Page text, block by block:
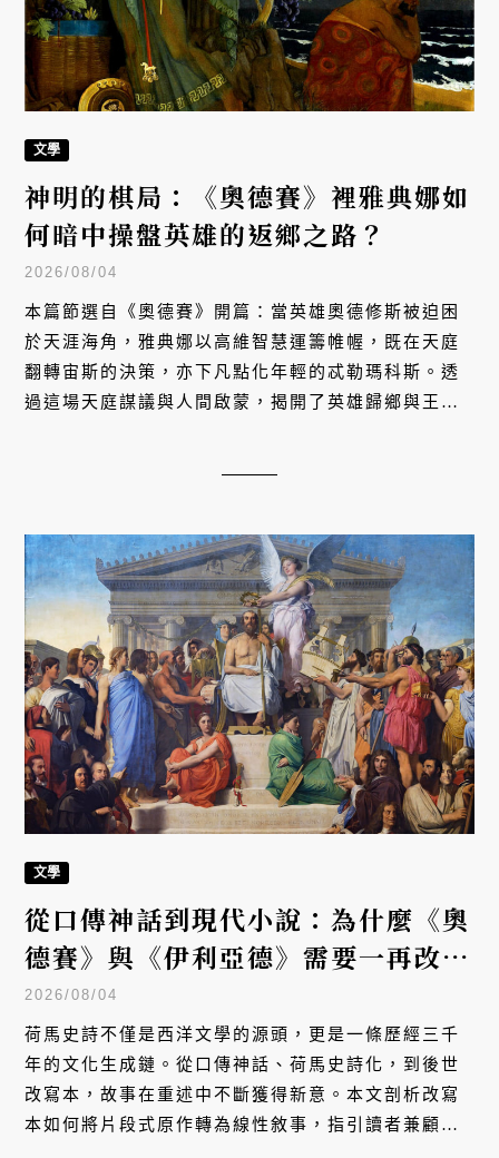
文學
神明的棋局：《奧德賽》裡雅典娜如
何暗中操盤英雄的返鄉之路？
2026/08/04
本篇節選自《奧德賽》開篇：當英雄奧德修斯被迫困
於天涯海角，雅典娜以高維智慧運籌帷幄，既在天庭
翻轉宙斯的決策，亦下凡點化年輕的忒勒瑪科斯。透
過這場天庭謀議與人間啟蒙，揭開了英雄歸鄉與王子
文學
從口傳神話到現代小說：為什麼《奧
德賽》與《伊利亞德》需要一再改
寫？
2026/08/04
荷馬史詩不僅是西洋文學的源頭，更是一條歷經三千
年的文化生成鏈。從口傳神話、荷馬史詩化，到後世
改寫本，故事在重述中不斷獲得新意。本文剖析改寫
本如何將片段式原作轉為線性敘事，指引讀者兼顧情